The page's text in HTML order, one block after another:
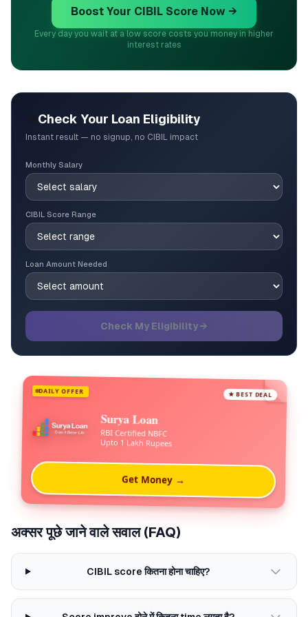
Boost Your CIBIL Score Now →
Every day you wait at a low score costs you money in higher
interest rates
Check Your Loan Eligibility
Instant result — no signup, no CIBIL impact
Monthly Salary
CIBIL Score Range
Loan Amount Needed
Check My Eligibility →
DAILY OFFER ★ BEST DEAL
Surya Loan
RBI Certified NBFC
Upto 1 Lakh Rupees
Get Money →
अक्सर पूछे जाने वाले सवाल (FAQ)
CIBIL score कितना होना चाहिए?